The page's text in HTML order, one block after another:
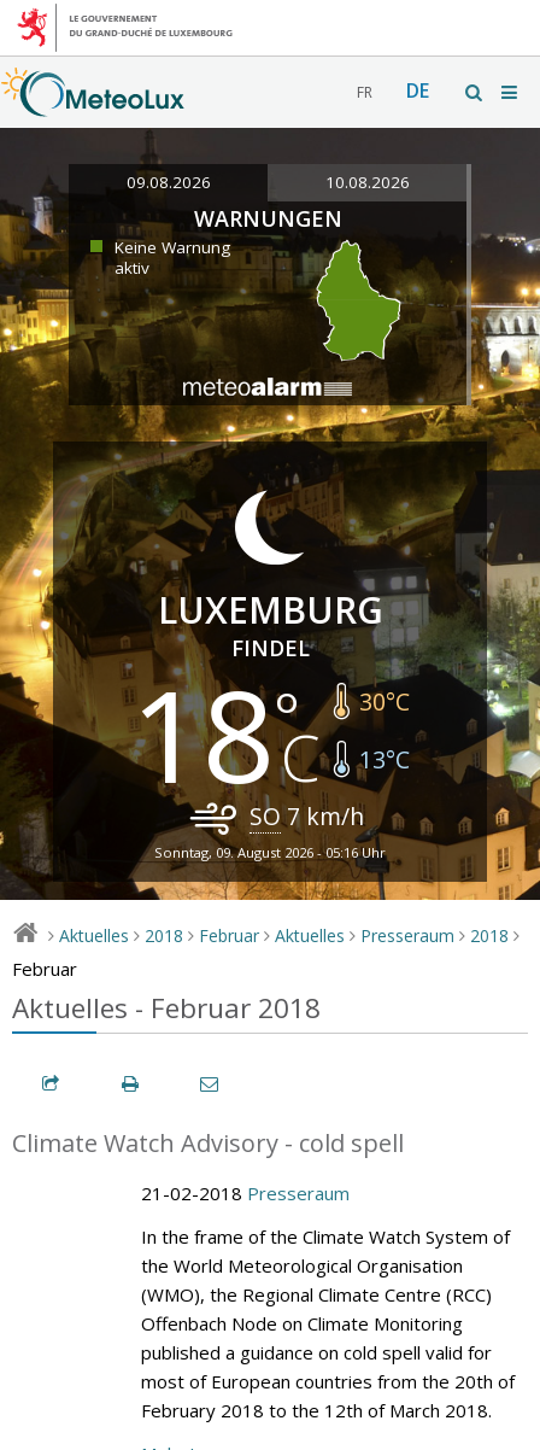
FR DE
09.08.2026 10.08.2026
WARNUNGEN
Keine Warnung
aktiv
LUXEMBURG
FINDEL
18 30°C
13°C
SO7 km/h
Sonntag, 09. August 2026 - 05:16 Uhr
> Aktuelles > 2018 > Februar > Aktuelles > Presseraum > 2018 >
Februar
Aktuelles - Februar 2018
Climate Watch Advisory - cold spell
21-02-2018 Presseraum
In the frame of the Climate Watch System of
the World Meteorological Organisation
(WMO), the Regional Climate Centre (RCC)
Offenbach Node on Climate Monitoring
published a guidance on cold spell valid for
most of European countries from the 20th of
February 2018 to the 12th of March 2018.